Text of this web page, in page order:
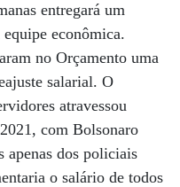
entregará um
econômica.
no Orçamento uma
salarial. O
atravessou
com Bolsonaro
apenas dos policiais
o salário de todos